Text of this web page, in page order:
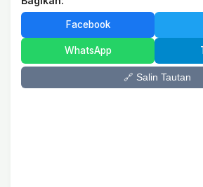
Facebook
WhatsApp
🔗 Salin Tautan